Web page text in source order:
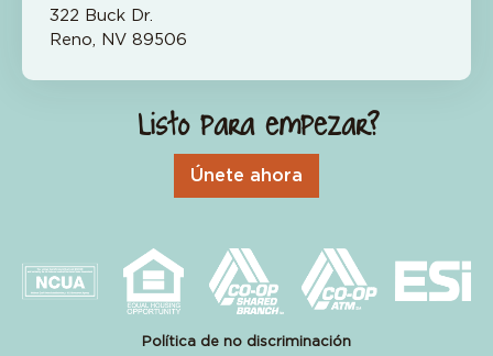
322 Buck Dr.
Reno, NV 89506
¿Listo para empezar?
Únete ahora
Política de no discriminación